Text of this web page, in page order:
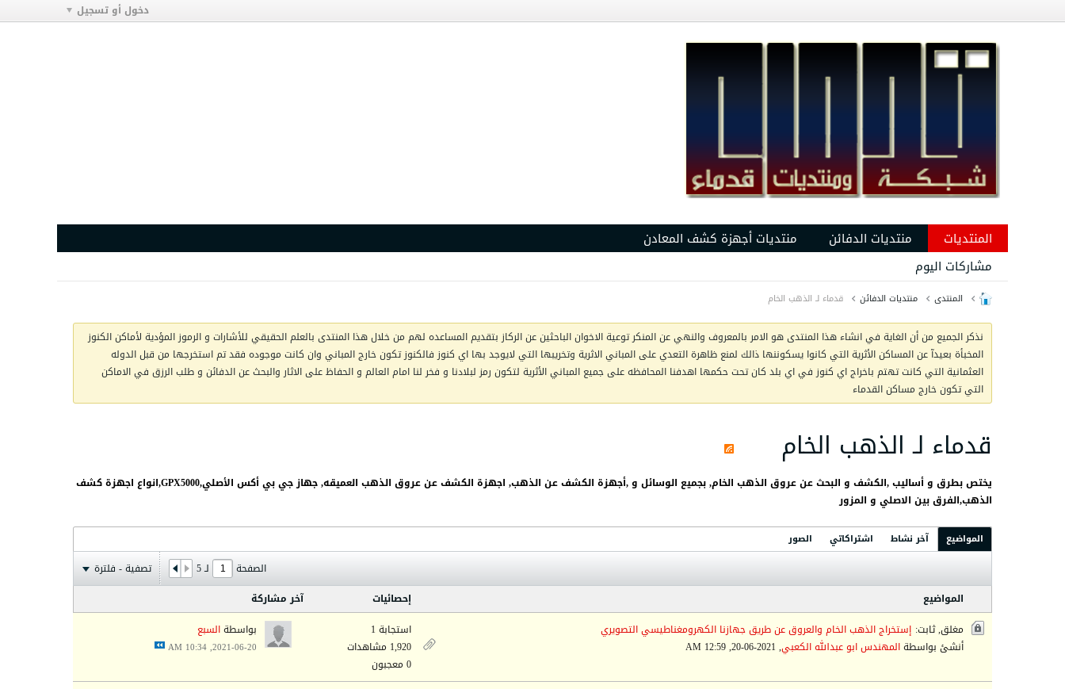
دخول أو تسجيل
المنتديات منتديات الدفائن
منتديات أجهزة كشف المعادن
مشاركات اليوم
المنتدى منتديات الدفائن قدماء لـ الذهب الخام
نذكر الجميع من أن الغاية في انشاء هذا المنتدى هو الامر بالمعروف والنهي عن المنكر توعية الاخوان الباحثين عن الركاز بتقديم المساعده لهم من خلال هذا المنتدى بالعلم الحقيقي للأشارات و الرموز المؤدية لأماكن الكنوز
المخبأة بعيدآ عن المساكن الأثرية التي كانوا يسكوننها ذالك لمنع ظاهرة التعدي على المباني الاثرية وتخريبها التي لايوجد بها اي كنوز فالكنوز تكون خارج المباني وان كانت موجوده فقد تم استخرجها من قبل الدوله
العثمانية التي كانت تهتم باخراج اي كنوز في اي بلد كان تحت حكمها اهدفنا المحافظه على جميع المباني الأثرية لتكون رمز لبلادنا و فخر لنا امام العالم و الحفاظ على الاثار والبحث عن الدفائن و طلب الرزق في الاماكن
التي تكون خارج مساكن القدماء
قدماء لـ الذهب الخام
يختص بطرق و أساليب ,الكشف و البحث عن عروق الذهب الخام, بجميع الوسائل و ,أجهزة الكشف عن الذهب, اجهزة الكشف عن عروق الذهب العميقه, جهاز جي بي أكس الأصلي,GPX5000,انواع اجهزة كشف
الذهب,الفرق بين الاصلي و المزور
المواضيع آخر نشاط اشتراكاتي الصور
الصفحة لـ5
تصفية - فلترة
المواضيع
إحصائيات
آخر مشاركة
مغلق, ثابت: إستخراج الذهب الخام والعروق عن طريق جهازنا الكهرومغناطيسي التصويري
أنشئ بواسطةالمهندس ابو عبدالله الكعبي,
2021-06-20, 12:59 AM
استجابة 1
1,920 مشاهدات
0 معجبون
بواسطةالسبع
2021-06-20, 10:34 AM